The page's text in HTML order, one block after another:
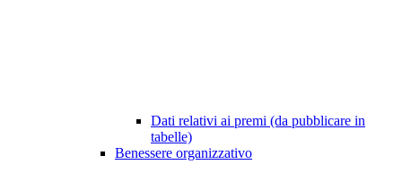
Dati relativi ai premi (da pubblicare in
tabelle)
Benessere organizzativo